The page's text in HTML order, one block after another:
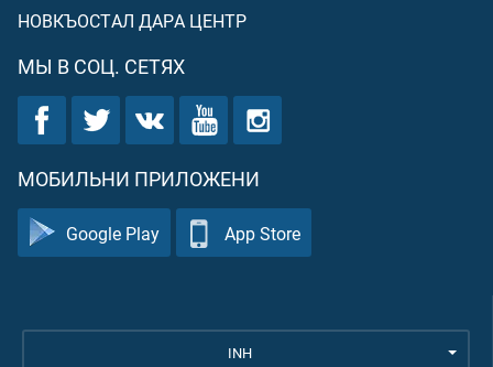
НОВКЪОСТАЛ ДАРА ЦЕНТР
МЫ В СОЦ. СЕТЯХ
МОБИЛЬНИ ПРИЛОЖЕНИ
Google Play App Store
INH